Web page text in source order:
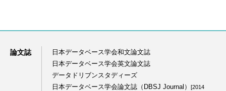
論文誌
日本データベース学会和文論文誌
日本データベース学会英文論文誌
データドリブンスタディーズ
日本データベース学会論文誌（DBSJ Journal）
[2014